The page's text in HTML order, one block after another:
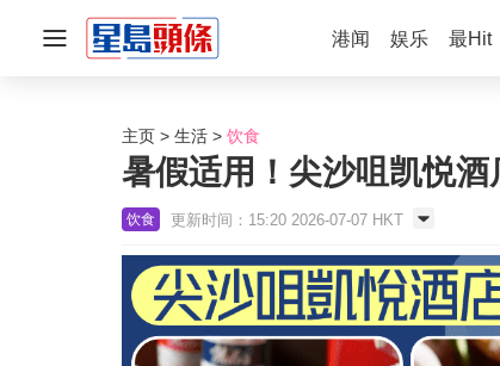
港闻 娱乐 最Hit
主页 生活 饮食
暑假适用！尖沙咀凯悦
饮食 更新时间：15:20 2026-07-07 HKT